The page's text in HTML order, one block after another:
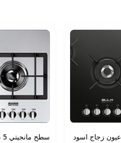
سطح 5 عيون زجاج اسود